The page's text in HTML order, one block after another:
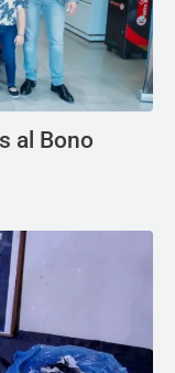
al Bono